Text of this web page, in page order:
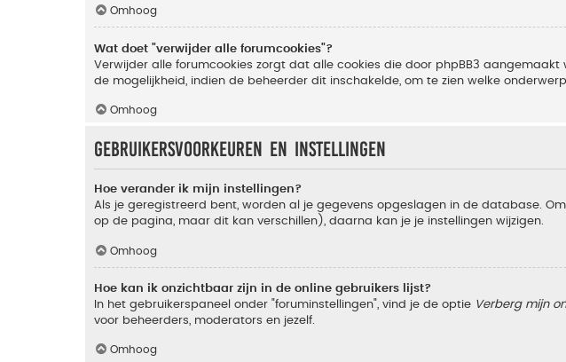
Omhoog
Wat doet "verwijder alle forumcookies"?
Verwijder alle forumcookies zorgt dat alle cookies die door phpBB3
de mogelijkheid, indien de beheerder dit inschakelde, om te zien welke
Omhoog
Gebruikersvoorkeuren en instellingen
Hoe verander ik mijn instellingen?
Als je geregistreerd bent, worden al je gegevens opgeslagen in de database.
op de pagina, maar dit kan verschillen), daarna kan je je instellingen wijzigen.
Omhoog
Hoe kan ik onzichtbaar zijn in de online gebruikers lijst?
In het gebruikerspaneel onder "foruminstellingen", vind je de optie Verberg mijn
voor beheerders, moderators en jezelf.
Omhoog